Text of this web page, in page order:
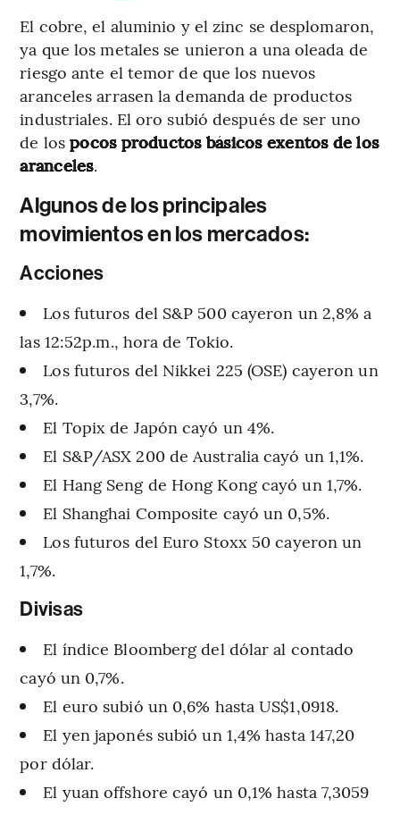
El cobre, el aluminio y el zinc se desplomaron,
ya que los metales se unieron a una oleada de
riesgo ante el temor de que los nuevos
aranceles arrasen la demanda de productos
industriales. El oro subió después de ser uno
de lospocos productos básicos exentos de los
aranceles.
Algunos de los principales
movimientos en los mercados:
Acciones
Los futuros del S&P 500 cayeron un 2,8% a
las 12:52p.m., hora de Tokio.
Los futuros del Nikkei 225 (OSE) cayeron un
3,7%.
El Topix de Japón cayó un 4%.
El S&P/ASX 200 de Australia cayó un 1,1%.
El Hang Seng de Hong Kong cayó un 1,7%.
El Shanghai Composite cayó un 0,5%.
Los futuros del Euro Stoxx 50 cayeron un
1,7%.
Divisas
El índice Bloomberg del dólar al contado
cayó un 0,7%.
El euro subió un 0,6% hasta US$1,0918.
El yen japonés subió un 1,4% hasta 147,20
por dólar.
El yuan offshore cayó un 0,1% hasta 7,3059